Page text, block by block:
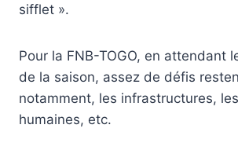
sifflet ».
Pour la FNB-TOGO, en attendant
de la saison, assez de défis
notamment, les infrastructures,
humaines, etc.